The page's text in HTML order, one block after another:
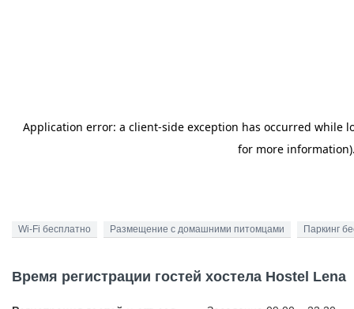
Wi-Fi бесплатно Размещение с домашними питомцами Паркинг
Время регистрации гостей хостела Hostel Lena